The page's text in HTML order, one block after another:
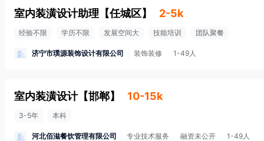
室内装潢设计助理 【任城区】 2-5k
经验不限 学历不限 发展空间大 技能培训 团队聚餐
济宁市璞源装饰设计有限公司 装饰装修 1-49人
室内装潢设计 【邯郸】 10-15k
3-5年 本科
河北佰滋餐饮管理有限公司 专业技术服务 融资未公开 1-49人